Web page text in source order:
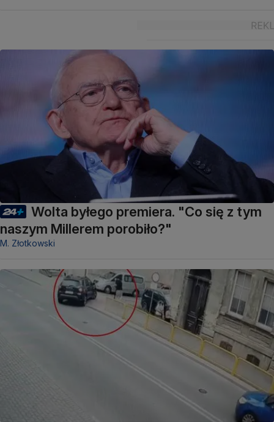
Wolta byłego premiera. "Co się z tym
naszym Millerem porobiło?"
M. Złotkowski